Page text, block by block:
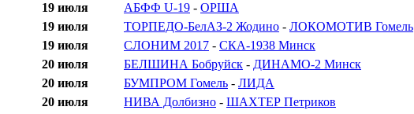
19 июля АБФФ U-19 - ОРША
19 июля
ТОРПЕДО-БелАЗ-2 Жодино - ЛОКОМОТИВ Гомель
19 июля
СЛОНИМ 2017 - СКА-1938 Минск
20 июля
БЕЛШИНА Бобруйск - ДИНАМО-2 Минск
20 июля
БУМПРОМ Гомель - ЛИДА
20 июля
НИВА Долбизно - ШАХТЕР Петриков